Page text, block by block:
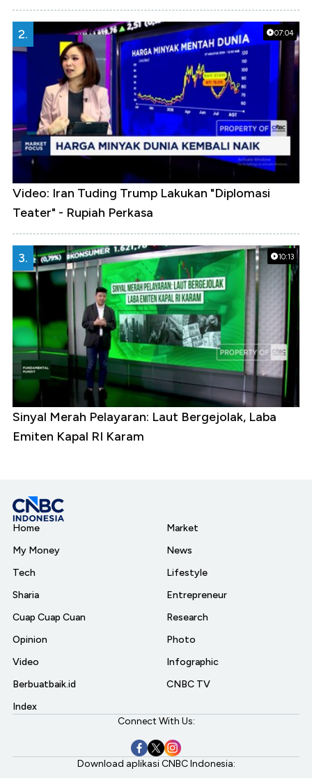
07:04
2.
Video: Iran Tuding Trump Lakukan "Diplomasi
Teater" - Rupiah Perkasa
10:13
3.
Sinyal Merah Pelayaran: Laut Bergejolak, Laba
Emiten Kapal RI Karam
Home
My Money
Tech
Sharia
Cuap Cuap Cuan
Opinion
Video
Berbuatbaik.id
Index
Market
News
Lifestyle
Entrepreneur
Research
Photo
Infographic
CNBC TV
Connect With Us:
Download aplikasi CNBC Indonesia: